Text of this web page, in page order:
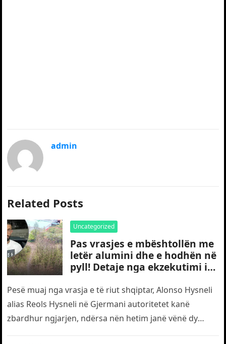
admin
Related Posts
Uncategorized
Pas vrasjes e mbështollën me
letër alumini dhe e hodhën në
pyll! Detaje nga ekzekutimi i
Pesë muaj nga vrasja e të riut shqiptar, Alonso Hysneli
alias Reols Hysneli në Gjermani autoritetet kanë
zbardhur ngjarjen, ndërsa nën hetim janë vënë dy